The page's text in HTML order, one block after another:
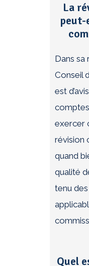
La
peut-
Dans sa
Conseil
est
exercer
révision
quand
qualité
tenu
Quel